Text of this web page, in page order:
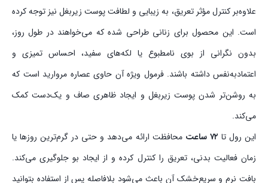
علاوه‌بر کنترل مؤثر تعریق، به زیبایی و لطافت پوست زیربغل نیز توجه کرده
است. این محصول برای زنانی طراحی شده که می‌خواهند در طول روز،
بدون نگرانی از بوی نامطبوع یا لکه‌های سفید، احساس تمیزی و
اعتمادبه‌نفس داشته باشند. فرمول ویژه آن حاوی عصاره مروارید است که
به روشن‌تر شدن پوست زیربغل و ایجاد ظاهری صاف و یک‌دست کمک
می‌کند.
این رول تا ۷۲ ساعت
محافظت ارائه می‌دهد و حتی در گرم‌ترین روزها یا
زمان فعالیت بدنی، تعریق را کنترل کرده و از ایجاد بو جلوگیری می‌کند.
بافت نرم و سریع‌خشک آن باعث می‌شود بلافاصله پس از استفاده بتوانید